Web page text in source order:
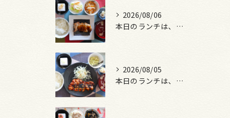
2026/08/06
本日のランチは、照焼きチキン！
2026/08/05
本日のランチは、ロース豚カツ梅はさみ！